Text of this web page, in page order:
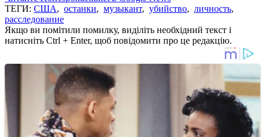
ТЕГИ: США, останки, музыкант, убийство, личность,
расследование
Якщо ви помітили помилку, виділіть необхідний текст і
натисніть Ctrl + Enter, щоб повідомити про це редакцію.